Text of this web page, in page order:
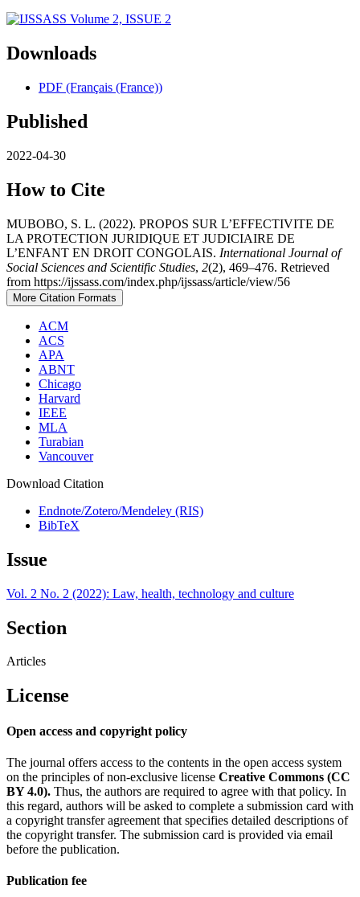
Downloads
PDF (Français (France))
Published
2022-04-30
How to Cite
MUBOBO, S. L. (2022). PROPOS SUR L’EFFECTIVITE DE
LA PROTECTION JURIDIQUE ET JUDICIAIRE DE
L’ENFANT EN DROIT CONGOLAIS. International Journal of
Social Sciences and Scientific Studies, 2(2), 469–476. Retrieved
from https://ijssass.com/index.php/ijssass/article/view/56
More Citation Formats
ACM
ACS
APA
ABNT
Chicago
Harvard
IEEE
MLA
Turabian
Vancouver
Download Citation
Endnote/Zotero/Mendeley (RIS)
BibTeX
Issue
Vol. 2 No. 2 (2022): Law, health, technology and culture
Section
Articles
License
Open access and copyright policy
The journal offers access to the contents in the open access system
on the principles of non-exclusive license Creative Commons (CC
BY 4.0). Thus, the authors are required to agree with that policy. In
this regard, authors will be asked to complete a submission card with
a copyright transfer agreement that specifies detailed descriptions of
the copyright transfer. The submission card is provided via email
before the publication.
Publication fee